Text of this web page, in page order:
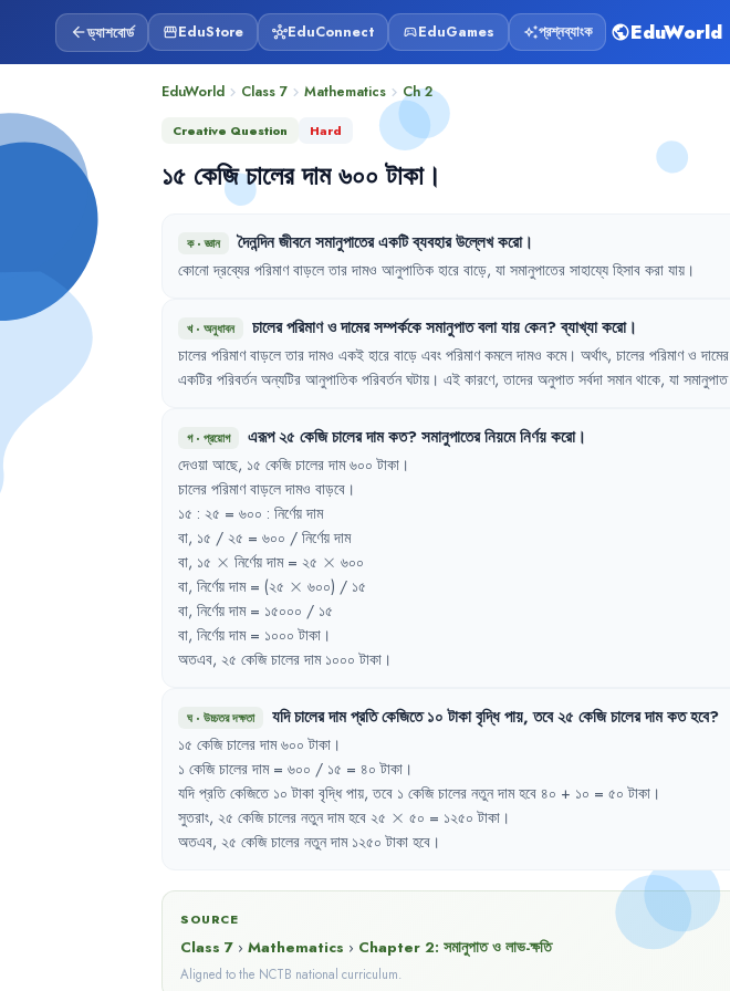
arrow_backড্যাশবোর্ড storefrontEduStore hubEduConnect sports_esportsEduGames auto_awesomeপ্রশ্নব্যাংক publicEduWorld
EduWorld chevron_right Class 7 chevron_right Mathematics chevron_right Ch2
Creative Question Hard
১৫ কেজি চালের দাম ৬০০ টাকা।
ক·জ্ঞান দৈনন্দিনজীবনেসমানুপাতেরএকটিব্যবহারউল্লেখকরো।
কোনো দ্রব্যের পরিমাণ বাড়লে তার দামও আনুপাতিক হারে বাড়ে, যা সমানুপাতের সাহায্যে হিসাব করা যায় ।
খ· অনুধাবন চালেরপরিমাণওদামেরসম্পর্ককেসমানুপাতবলাযায়কেন?ব্যাখ্যাকরো।
চালের পরিমাণ বাড়লে তার দামও একই হারে বাড়ে এবং পরিমাণ কমলে দামও কমে। অর্থাৎ, চালের পরিমাণ ও দামের
একটির পরিবর্তন অন্যটির আনুপাতিক পরিবর্তন ঘটায় । এই কারণে, তাদের অনুপাত সর্বদা সমান থাকে, যা সমানুপাত
গ· প্রয়োগ এরূপ২৫ কেজিচালেরদামকত?সমানুপাতেরনিয়মেনির্ণয়করো।
দেওয়া আছে, ১৫ কেজি চালের দাম ৬০০ টাকা ।
চালের পরিমাণ বাড়লে দামও বাড়বে ।
১৫ : ২৫ = ৬০০ : নির্ণেয় দাম
বা, ১৫ / ২৫ = ৬০০ / নির্ণেয় দাম
বা, ১৫ \times
× নির্ণেয় দাম = ২৫ \times
× ৬০০
বা, নির্ণেয় দাম = (২৫ \times
× ৬০০) / ১৫
বা, নির্ণেয় দাম = ১৫০০০ / ১৫
বা, নির্ণেয় দাম = ১০০০ টাকা ।
অতএব, ২৫ কেজি চালের দাম ১০০০ টাকা ।
ঘ· উচ্চতর দক্ষতা যদিচালেরদামপ্রতিকেজিতে ১০ টাকাবৃদ্ধিপায়, তবে২৫ কেজিচালেরদামকতহবে?
১৫ কেজি চালের দাম ৬০০ টাকা ।
১ কেজি চালের দাম = ৬০০ / ১৫ = ৪০ টাকা ।
যদি প্রতি কেজিতে ১০ টাকা বৃদ্ধি পায়, তবে ১ কেজি চালের নতুন দাম হবে ৪০ + ১০ = ৫০ টাকা ।
সুতরাং, ২৫ কেজি চালের নতুন দাম হবে ২৫ \times
× ৫০ = ১২৫০ টাকা ।
অতএব, ২৫ কেজি চালের নতুন দাম ১২৫০ টাকা হবে ।
SOURCE
Class 7 › Mathematics › Chapter 2: সমানুপাত ও লাভ-ক্ষতি
Aligned to the NCTB national curriculum.